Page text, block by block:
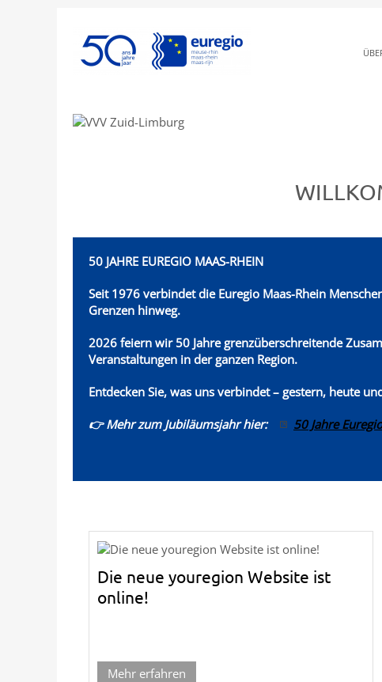
50 JAHRE EUREGIO MAAS-RHEIN
Seit 1976 verbindet die Euregio Maas-Rhein
Grenzen hinweg.
2026 feiern wir 50 Jahre grenzüberschreitende
Veranstaltungen in der ganzen Region.
Entdecken Sie, was uns verbindet – gestern, heute
👉 Mehr zum Jubiläumsjahr hier: 50 Jahre
Die neue youregion Website ist
online!
Mehr erfahren